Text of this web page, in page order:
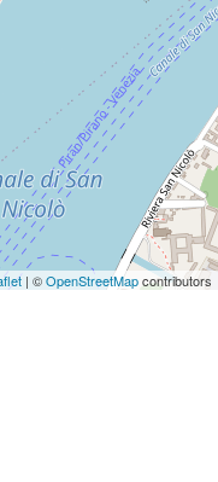
| ©OpenStreetMapcontributors